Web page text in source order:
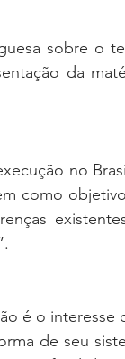
sobre o
da
no
como
é o interesse
de seu